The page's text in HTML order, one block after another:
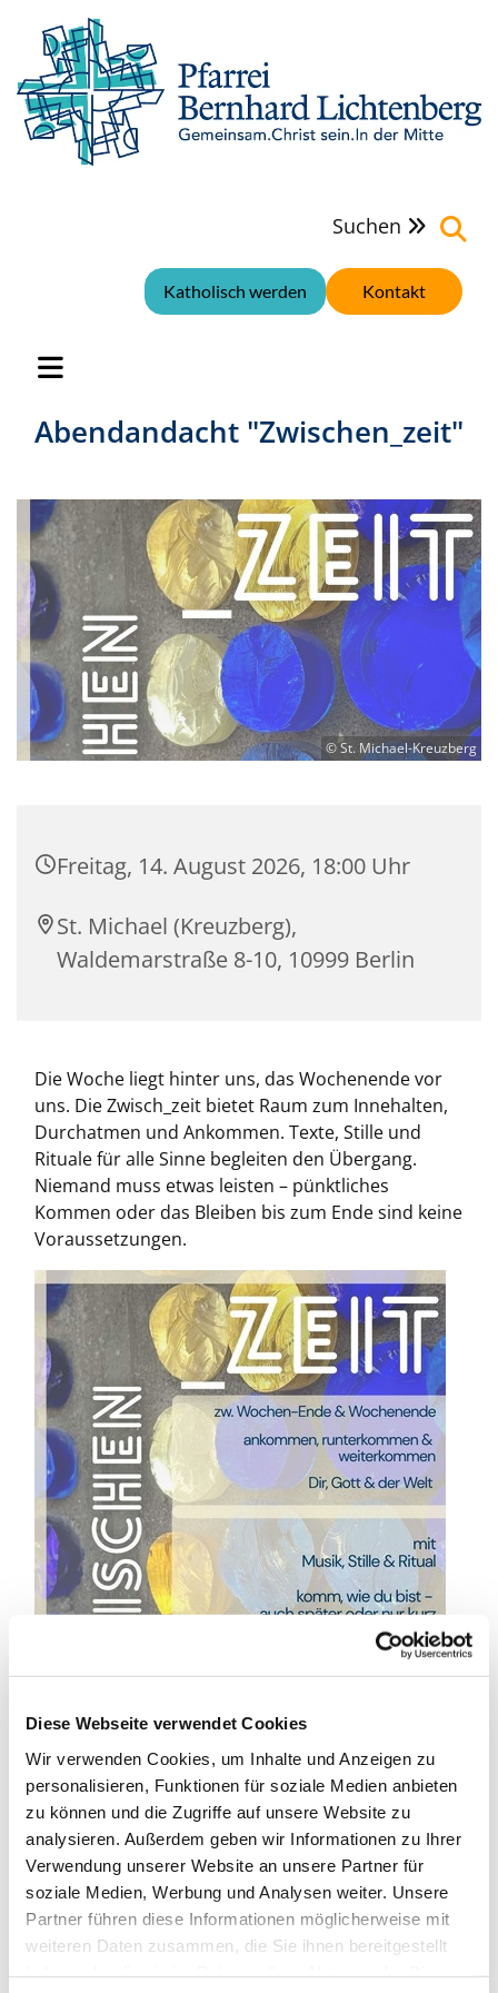
Diese Webseite verwendet Cookies
Wir verwenden Cookies, um Inhalte und Anzeigen zu
personalisieren, Funktionen für soziale Medien anbieten
zu können und die Zugriffe auf unsere Website zu
analysieren. Außerdem geben wir Informationen zu Ihrer
Verwendung unserer Website an unsere Partner für
soziale Medien, Werbung und Analysen weiter. Unsere
Partner führen diese Informationen möglicherweise mit
weiteren Daten zusammen, die Sie ihnen bereitgestellt
Suchen 
Kontakt
Katholisch werden
Abendandacht "Zwischen_zeit"
© St. Michael-Kreuzberg
Freitag, 14. August 2026, 18:00 Uhr
St. Michael (Kreuzberg),
Waldemarstraße 8-10, 10999 Berlin
Die Woche liegt hinter uns, das Wochenende vor
uns. Die Zwisch_zeit bietet Raum zum Innehalten,
Durchatmen und Ankommen. Texte, Stille und
Rituale für alle Sinne begleiten den Übergang.
Niemand muss etwas leisten – pünktliches
Kommen oder das Bleiben bis zum Ende sind keine
Voraussetzungen.